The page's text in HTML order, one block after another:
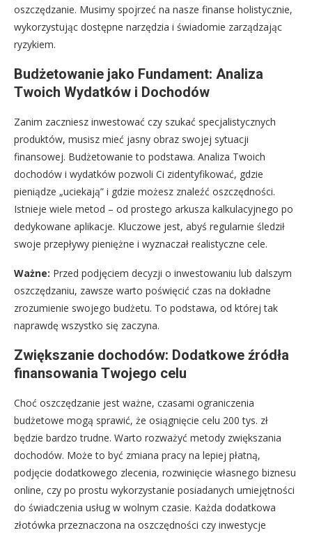
oszczędzanie. Musimy spojrzeć na nasze finanse holistycznie,
wykorzystując dostępne narzędzia i świadomie zarządzając
ryzykiem.
Budżetowanie jako Fundament: Analiza
Twoich Wydatków i Dochodów
Zanim zaczniesz inwestować czy szukać specjalistycznych
produktów, musisz mieć jasny obraz swojej sytuacji
finansowej. Budżetowanie to podstawa. Analiza Twoich
dochodów i wydatków pozwoli Ci zidentyfikować, gdzie
pieniądze „uciekają” i gdzie możesz znaleźć oszczędności.
Istnieje wiele metod – od prostego arkusza kalkulacyjnego po
dedykowane aplikacje. Kluczowe jest, abyś regularnie śledził
swoje przepływy pieniężne i wyznaczał realistyczne cele.
Ważne: Przed podjęciem decyzji o inwestowaniu lub dalszym
oszczędzaniu, zawsze warto poświęcić czas na dokładne
zrozumienie swojego budżetu. To podstawa, od której tak
naprawdę wszystko się zaczyna.
Zwiększanie dochodów: Dodatkowe źródła
finansowania Twojego celu
Choć oszczędzanie jest ważne, czasami ograniczenia
budżetowe mogą sprawić, że osiągnięcie celu 200 tys. zł
będzie bardzo trudne. Warto rozważyć metody zwiększania
dochodów. Może to być zmiana pracy na lepiej płatną,
podjęcie dodatkowego zlecenia, rozwinięcie własnego biznesu
online, czy po prostu wykorzystanie posiadanych umiejętności
do świadczenia usług w wolnym czasie. Każda dodatkowa
złotówka przeznaczona na oszczędności czy inwestycje